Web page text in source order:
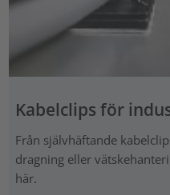
Kabelclips för
Från självhäftande
dragning eller
här.